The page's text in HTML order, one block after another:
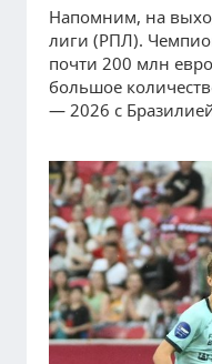
Напомним, на
лиги (РПЛ).
почти 200 млн
большое
— 2026 с